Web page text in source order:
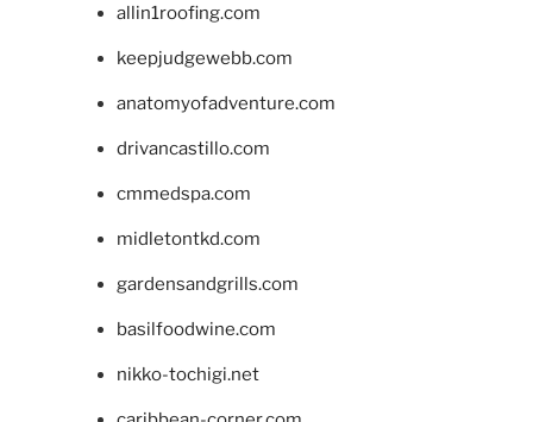
allin1roofing.com
keepjudgewebb.com
anatomyofadventure.com
drivancastillo.com
cmmedspa.com
midletontkd.com
gardensandgrills.com
basilfoodwine.com
nikko-tochigi.net